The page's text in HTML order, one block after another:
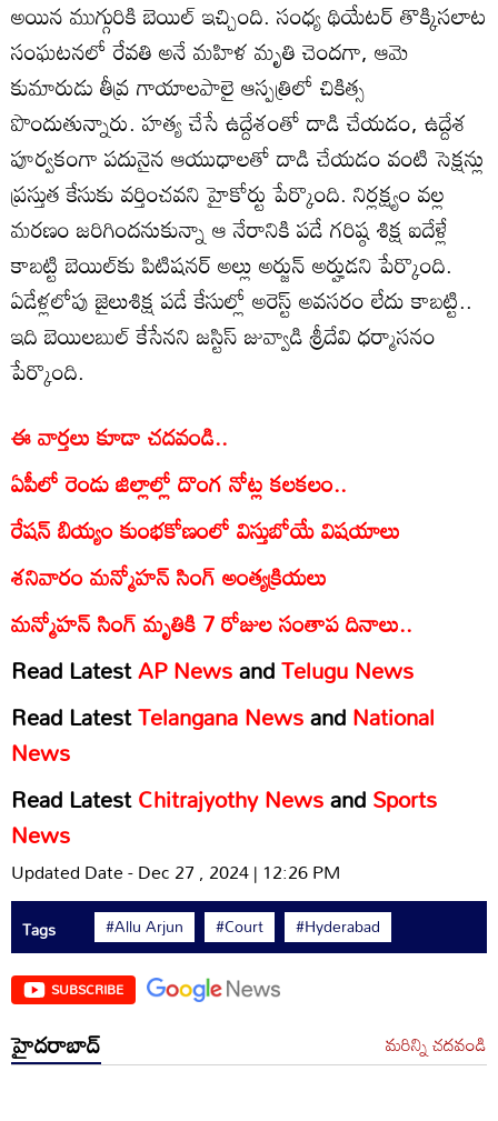
అయిన ముగ్గురికి బెయిల్ ఇచ్చింది. సంధ్య థియేటర్‌ తొక్కిసలాట
సంఘటనలో రేవతి అనే మహిళ మృతి చెందగా, ఆమె
కుమారుడు తీవ్ర గాయాలపాలై ఆస్పత్రిలో చికిత్స
పొందుతున్నారు. హత్య చేసే ఉద్దేశంతో దాడి చేయడం, ఉద్దేశ
పూర్వకంగా పదునైన ఆయుధాలతో దాడి చేయడం వంటి సెక్షన్లు
ప్రస్తుత కేసుకు వర్తించవని హైకోర్టు పేర్కొంది. నిర్లక్ష్యం వల్ల
మరణం జరిగిందనుకున్నా ఆ నేరానికి పడే గరిష్ఠ శిక్ష ఐదేళ్లే
కాబట్టి బెయిల్‌కు పిటిషనర్‌ అల్లు అర్జున్‌ అర్హుడని పేర్కొంది.
ఏడేళ్లలోపు జైలుశిక్ష పడే కేసుల్లో అరెస్ట్‌ అవసరం లేదు కాబట్టి..
ఇది బెయిలబుల్‌ కేసేనని జస్టిస్‌ జువ్వాడి శ్రీదేవి ధర్మాసనం
పేర్కొంది.
ఈ వార్తలు కూడా చదవండి..
ఏపీలో రెండు జిల్లాల్లో దొంగ నోట్ల కలకలం..
రేషన్ బియ్యం కుంభకోణంలో విస్తుబోయే విషయాలు
శనివారం మన్మోహన్ సింగ్ అంత్యక్రియలు
మన్మోహన్ సింగ్ మృతికి 7 రోజుల సంతాప దినాలు..
Read LatestAP NewsandTelugu News
Read LatestTelangana NewsandNational
News
Read LatestChitrajyothy NewsandSports
News
Updated Date - Dec 27 , 2024 | 12:26 PM
Tags #Allu Arjun #Court #Hyderabad
SUBSCRIBE
హైదరాబాద్ మరిన్ని చదవండి